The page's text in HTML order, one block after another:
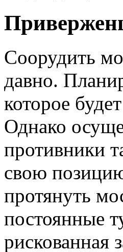
Соорудить
давно.
которое
Однако
противники
свою
протянуть
постоянные
рискованная